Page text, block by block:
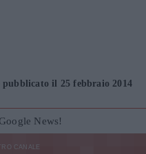
il 25 febbraio 2014
News!
CANALE